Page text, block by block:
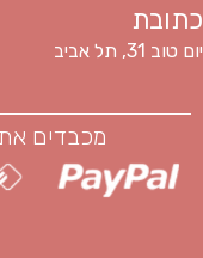
כתובת
יום טוב 31, תל אביב
מכבדים